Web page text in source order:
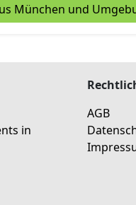
München und
in
AGB